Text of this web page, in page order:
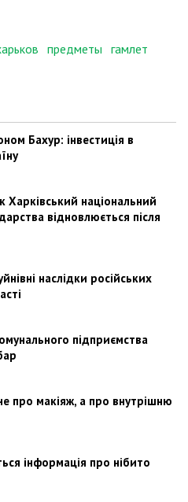
предметы гамлет
Бахур: інвестиція в
Харківський національний
відновлюється після
наслідки російських
підприємства
про макіяж, а про внутрішню
інформація про нібито